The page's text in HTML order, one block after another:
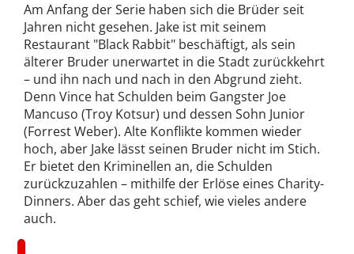
Am Anfang der Serie haben sich die Brüder seit
Jahren nicht gesehen. Jake ist mit seinem
Restaurant "Black Rabbit" beschäftigt, als sein
älterer Bruder unerwartet in die Stadt zurückkehrt
– und ihn nach und nach in den Abgrund zieht.
Denn Vince hat Schulden beim Gangster Joe
Mancuso (Troy Kotsur) und dessen Sohn Junior
(Forrest Weber). Alte Konflikte kommen wieder
hoch, aber Jake lässt seinen Bruder nicht im Stich.
Er bietet den Kriminellen an, die Schulden
zurückzuzahlen – mithilfe der Erlöse eines Charity-
Dinners. Aber das geht schief, wie vieles andere
auch.